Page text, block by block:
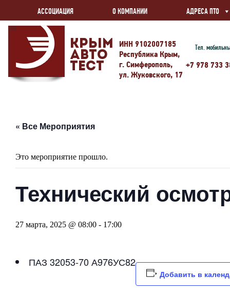
АССОЦИАЦИЯ О КОМПАНИИ АДРЕСА ПТО
Крым
Авто
Тест
ИНН 9102007185
Республика Крым,
г. Симферополь,
ул. Жуковского, 17
Тел.
+7 978 733
« Все Мероприятия
Это мероприятие прошло.
Технический
27 марта, 2025 @ 08:00 - 17:00
ПАЗ 32053-70 А976УС82
Добавить в